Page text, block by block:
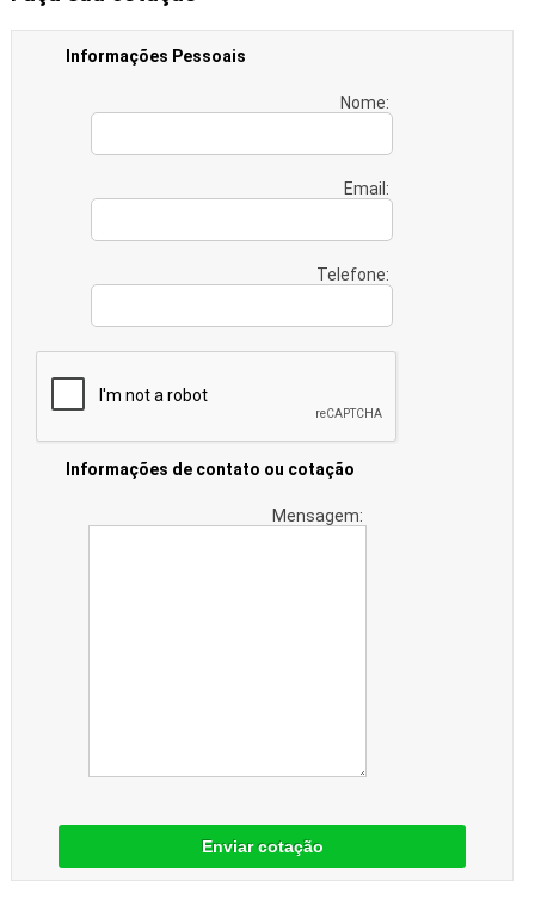
Informações Pessoais
Nome:
Email:
Telefone:
Informações de contato ou cotação
Mensagem:
Enviar cotação